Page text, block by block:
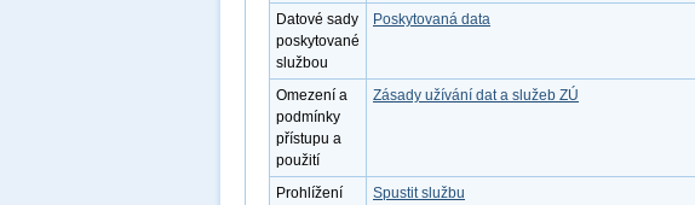
Datové sady
poskytované
službou
Poskytovaná data
Omezení a
podmínky
přístupu a
použití
Zásady užívání dat a služeb ZÚ
Prohlížení
Spustit službu